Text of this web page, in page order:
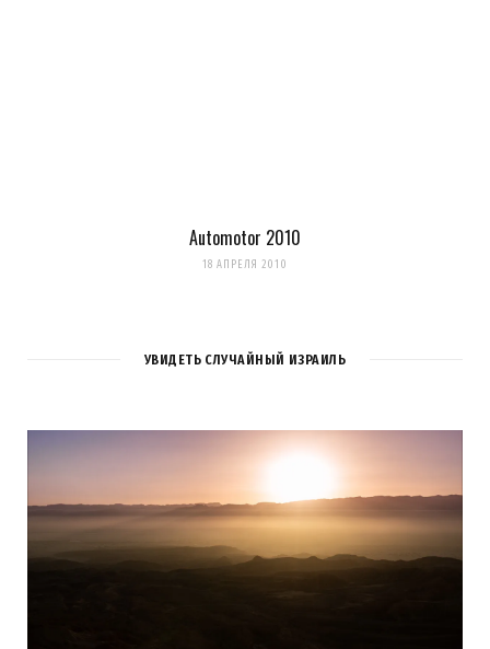
Automotor 2010
18 АПРЕЛЯ 2010
УВИДЕТЬ СЛУЧАЙНЫЙ ИЗРАИЛЬ